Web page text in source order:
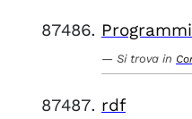
Si trova in
rdf